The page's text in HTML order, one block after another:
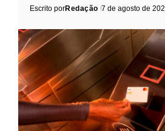
Escrito porRedação 7 de agosto de